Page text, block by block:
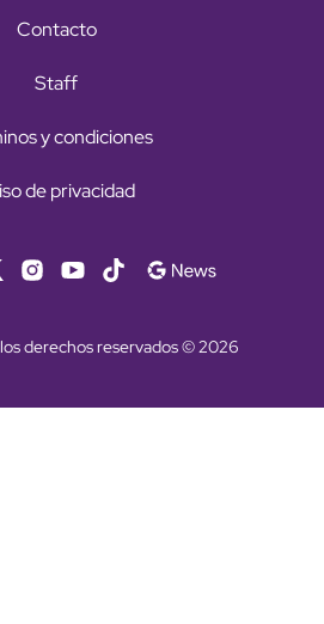
Contacto
Staff
y condiciones
de privacidad
derechos reservados © 2026